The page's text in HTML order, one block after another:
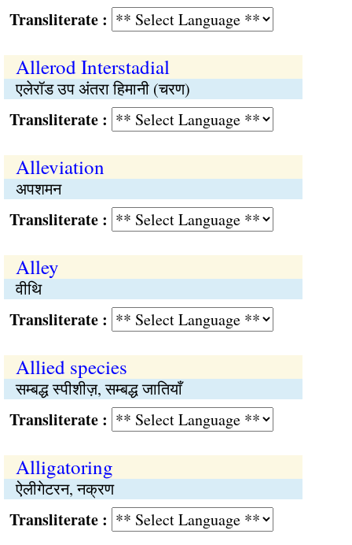
:
Allerod Interstadial
एलेरॉड उप अंतरा हिमानी (चरण)
:
Alleviation
अपशमन
:
Alley
वीथि
:
Allied species
सम्बद्ध स्पीशीज़, सम्बद्ध जातियाँ
:
Alligatoring
ऐलीगेटरन, नक्रण
: